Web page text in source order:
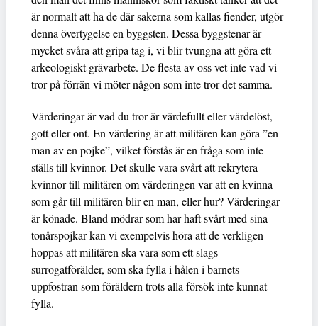
är normalt att ha de där sakerna som kallas fiender, utgör
denna övertygelse en byggsten. Dessa byggstenar är
mycket svåra att gripa tag i, vi blir tvungna att göra ett
arkeologiskt grävarbete. De flesta av oss vet inte vad vi
tror på förrän vi möter någon som inte tror det samma.
Värderingar är vad du tror är värdefullt eller värdelöst,
gott eller ont. En värdering är att militären kan göra ”en
man av en pojke”, vilket förstås är en fråga som inte
ställs till kvinnor. Det skulle vara svårt att rekrytera
kvinnor till militären om värderingen var att en kvinna
som går till militären blir en man, eller hur? Värderingar
är könade. Bland mödrar som har haft svårt med sina
tonårspojkar kan vi exempelvis höra att de verkligen
hoppas att militären ska vara som ett slags
surrogatförälder, som ska fylla i hålen i barnets
uppfostran som föräldern trots alla försök inte kunnat
fylla.